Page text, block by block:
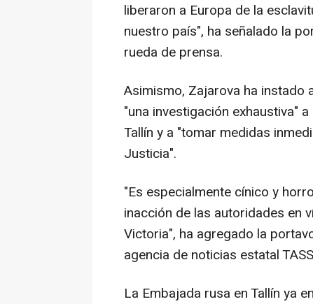
liberaron a Europa de la
nuestro país", ha señalado la
rueda de prensa.
Asimismo, Zajarova ha instado
"una investigación exhaustiva"
Tallín y a "tomar medidas
Justicia".
"Es especialmente cínico y
inacción de las autoridades en
Victoria", ha agregado la
agencia de noticias estatal
La Embajada rusa en Tallín ya